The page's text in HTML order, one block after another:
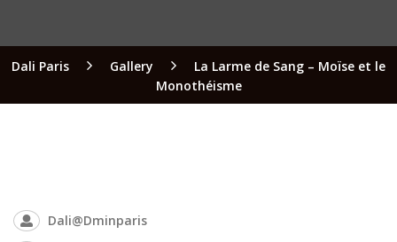
Dali Paris Gallery
La Larme de Sang – Moïse et le
Monothéisme
Dali@dminparis